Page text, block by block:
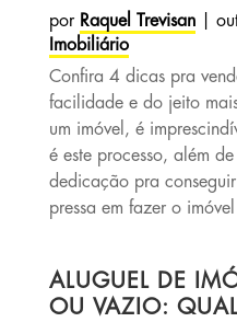
por Raquel Trevisan|
Imobiliário
Confira 4 dicas pra
facilidade e do jeito
um imóvel, é
é este processo, além
dedicação pra
pressa em fazer o
ALUGUEL DE
OU VAZIO: